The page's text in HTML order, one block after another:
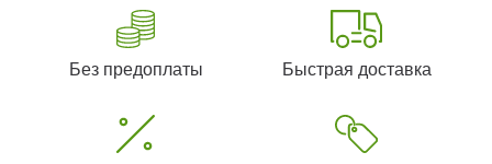
Без предоплаты Быстрая доставка